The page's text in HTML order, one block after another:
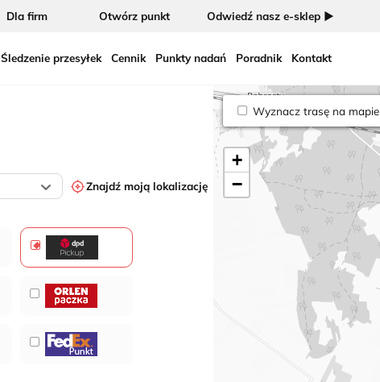
Dla firm Otwórz punkt Odwiedź nasz e-sklep ►
Śledzenie przesyłek Cennik Punkty nadań Poradnik Kontakt
Znajdź moją lokalizację
Wyznacz trasę na mapie
+
−